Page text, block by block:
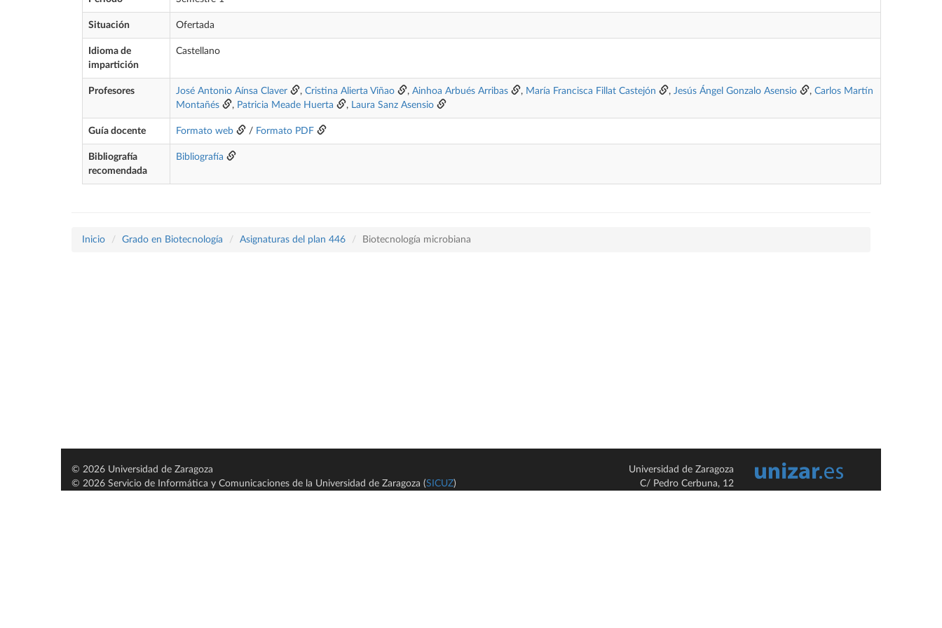
Situación Ofertada
Idioma de
impartición
Castellano
Profesores José Antonio Aínsa Claver , Cristina Alierta Viñao , Ainhoa Arbués Arribas , María Francisca Fillat Castejón , Jesús Ángel Gonzalo Asensio , Carlos Martín
Montañés
, Patricia Meade Huerta , Laura Sanz Asensio
Guía docente Formato web / Formato PDF
Bibliografía
recomendada
Bibliografía
Inicio Grado en Biotecnología Asignaturas del plan 446 Biotecnología microbiana
© 2026 Universidad de Zaragoza
© 2026 Servicio de Informática y Comunicaciones de la Universidad de Zaragoza (SICUZ)
Universidad de Zaragoza
C/ Pedro Cerbuna, 12